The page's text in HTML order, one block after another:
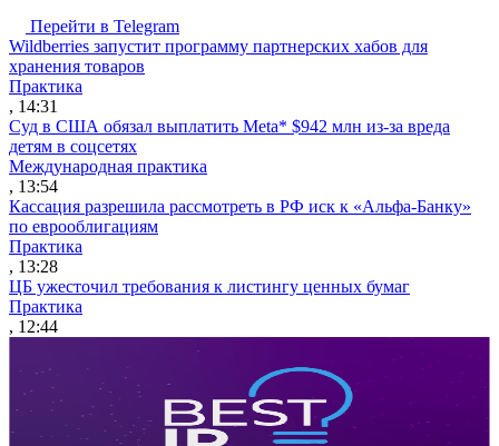
Перейти в Telegram
Wildberries запустит программу партнерских хабов для
хранения товаров
Практика
, 14:31
Суд в США обязал выплатить Meta* $942 млн из-за вреда
детям в соцсетях
Международная практика
, 13:54
Кассация разрешила рассмотреть в РФ иск к «Альфа-Банку»
по еврооблигациям
Практика
, 13:28
ЦБ ужесточил требования к листингу ценных бумаг
Практика
, 12:44